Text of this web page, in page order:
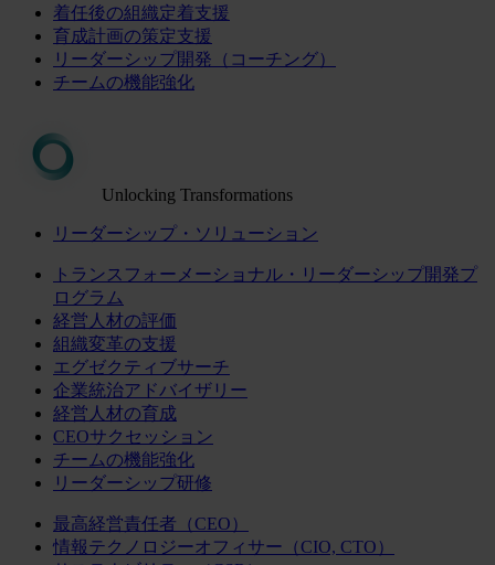
着任後の組織定着支援
育成計画の策定支援
リーダーシップ開発（コーチング）
チームの機能強化
Unlocking Transformations
リーダーシップ・ソリューション
トランスフォーメーショナル・リーダーシップ開発プ
ログラム
経営人材の評価
組織変革の支援
エグゼクティブサーチ
企業統治アドバイザリー
経営人材の育成
CEOサクセッション
チームの機能強化
リーダーシップ研修
最高経営責任者（CEO）
情報テクノロジーオフィサー（CIO, CTO）